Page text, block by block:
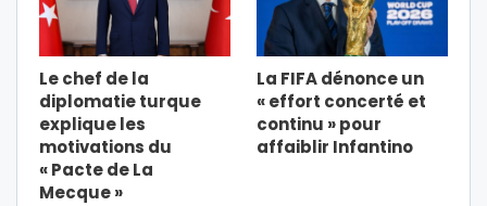
Le chef de la
diplomatie turque
explique les
motivations du
« Pacte de La
Mecque »
La FIFA dénonce un
« effort concerté et
continu » pour
affaiblir Infantino